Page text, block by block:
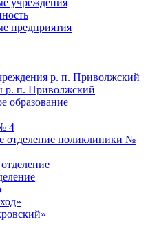
учреждения
предприятия
р. п. Приволжский
р. п. Приволжский
образование
4
отделение поликлиники №